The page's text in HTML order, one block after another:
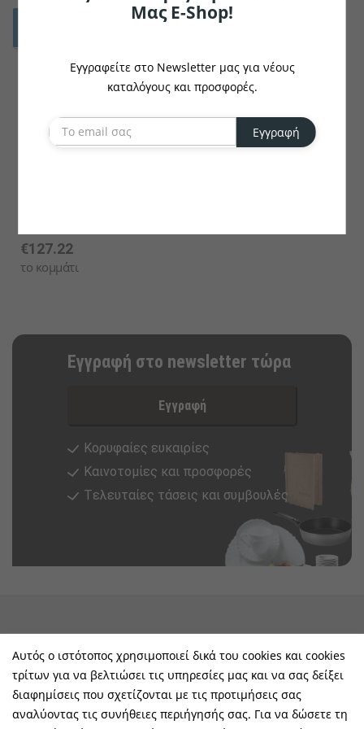
€127.22
το κομμάτι
Εγγραφή στο newsletter τώρα
Εγγραφή
Κορυφαίες ευκαιρίες
Καινοτομίες και προσφορές
Tελευταίες τάσεις και συμβουλές
keyboard_arrow_down
E-Shop keyboard_arrow_down
Τα Οφέλη Σας Μαζί Μας
Μας E-Shop!
Εγγραφείτε στο Newsletter μας για νέους
καταλόγους και προσφορές.
Εγγραφή
Αυτός ο ιστότοπος χρησιμοποιεί δικά του cookies και cookies
τρίτων για να βελτιώσει τις υπηρεσίες μας και να σας δείξει
διαφημίσεις που σχετίζονται με τις προτιμήσεις σας
αναλύοντας τις συνήθειες περιήγησής σας. Για να δώσετε τη